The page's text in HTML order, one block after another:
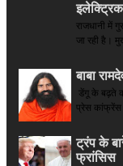
राजधानी में
जा रही है।
बाबा
डेंगू के बढ़ते
प्रेस कांफ्रेंस
ट्रंप के
फ्रांसिस